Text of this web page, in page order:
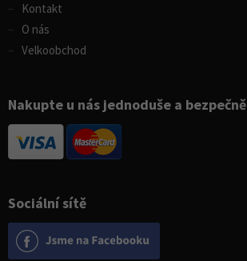
Sociální sítě
Kontakt
O nás
Velkoobchod
Nakupte u nás jednoduše a bezpečně